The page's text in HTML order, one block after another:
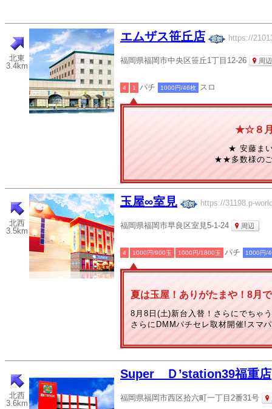
北東
3.4km
エムザス笹丘店 https://
福岡県福岡市中央区笹丘1丁目12-26 周辺
4 1 パチ 1000円/46枚 スロ
★☆８月
★ 安藤ま
★★多数様の
北西
3.5km
玉屋∞室見 https://31198.p-
福岡県福岡市早良区室見5-1-24 周辺
4 1000円/900玉 1000円/1800玉 パチ 1000円/
夏は玉屋！ありがたまや！8月
8月8日(土)新台入替！さらにでちゃ
さらにDMMパチセレ取材開催!スマ
北西
3.6km
Super Ｄ’station39福重店
福岡県福岡市西区拾六町一丁目2番31号